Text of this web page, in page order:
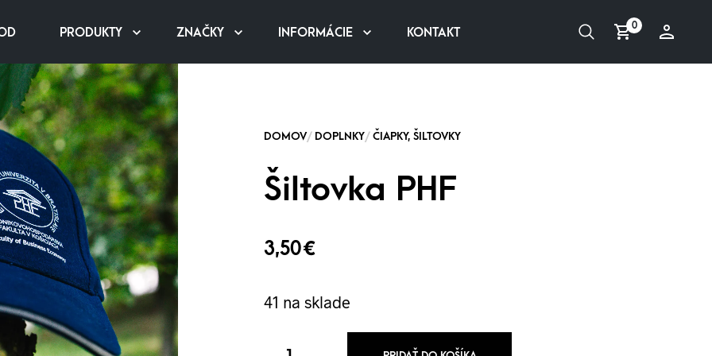
PRODUKTY ZNAČKY INFORMÁCIE KONTAKT 0
Šiltovka PHF
3,50€
41 na sklade